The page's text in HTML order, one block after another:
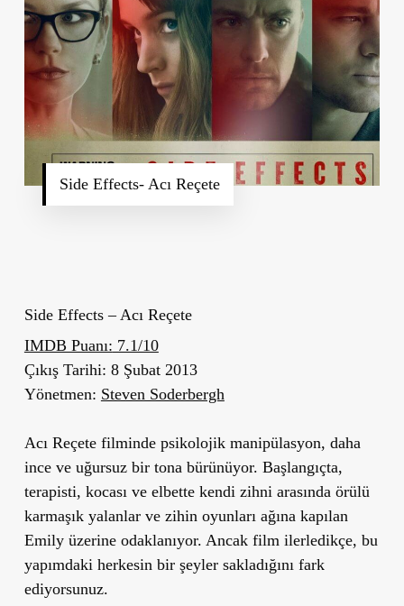
Side Effects- Acı Reçete
Side Effects – Acı Reçete
IMDB Puanı: 7.1/10
Çıkış Tarihi: 8 Şubat 2013
Yönetmen: Steven Soderbergh
Acı Reçete filminde psikolojik manipülasyon, daha
ince ve uğursuz bir tona bürünüyor. Başlangıçta,
terapisti, kocası ve elbette kendi zihni arasında örülü
karmaşık yalanlar ve zihin oyunları ağına kapılan
Emily üzerine odaklanıyor. Ancak film ilerledikçe, bu
yapımdaki herkesin bir şeyler sakladığını fark
ediyorsunuz.